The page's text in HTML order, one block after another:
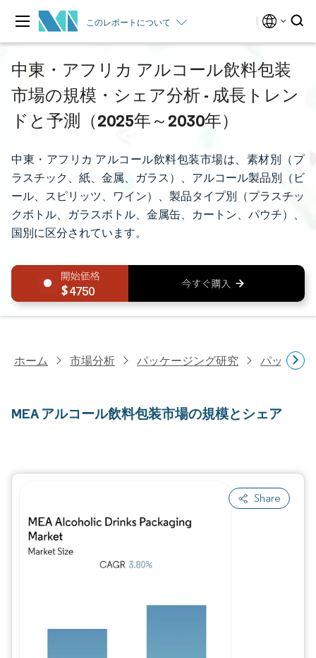
このレポートについて
中東・アフリカ アルコール飲料包装
市場の規模・シェア分析 - 成長トレン
ドと予測（2025年～2030年）
中東・アフリカ アルコール飲料包装市場は、素材別（プ
ラスチック、紙、金属、ガラス）、アルコール製品別（ビ
ール、スピリッツ、ワイン）、製品タイプ別（プラスチッ
クボトル、ガラスボトル、金属缶、カートン、パウチ）、
国別に区分されています。
4750
ホーム 市場分析 パッケージング研究 パッケー
MEA アルコール飲料包装市場の規模とシェア
Share